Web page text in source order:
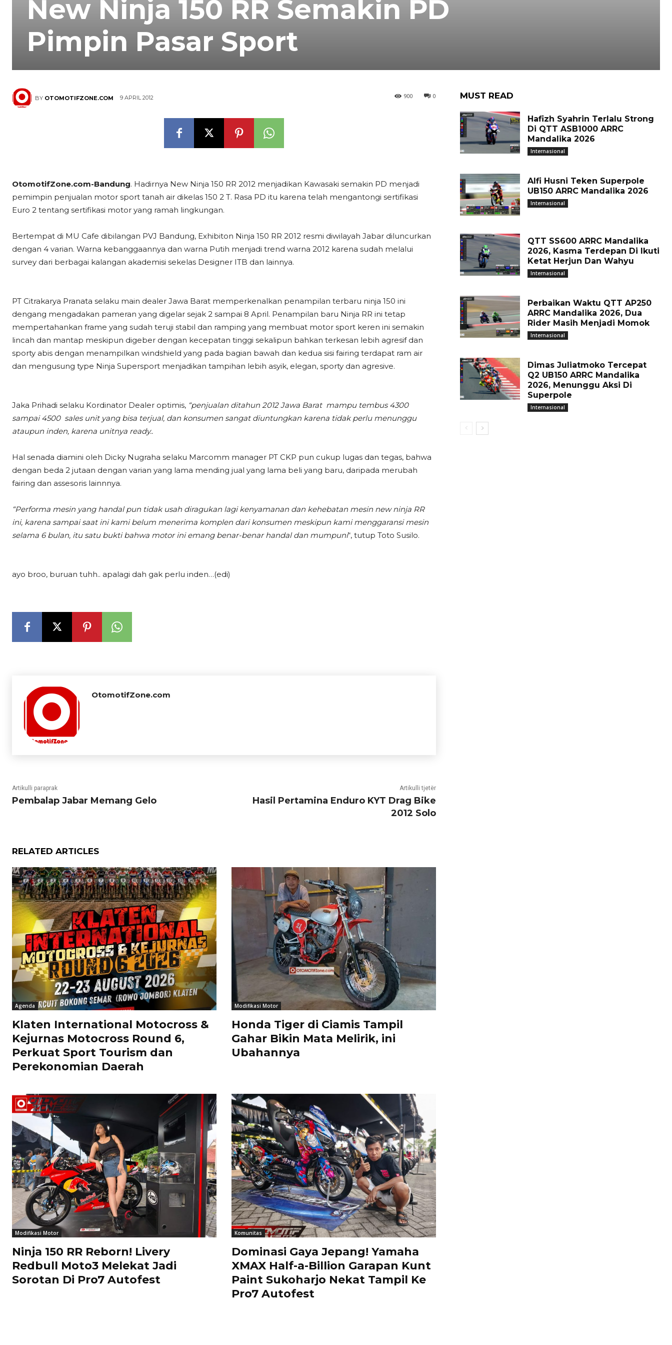
New Ninja 150 RR Semakin PD
Pimpin Pasar Sport
BY OTOMOTIFZONE.COM 9 APRIL 2012 0
900
OtomotifZone.com-Bandung. Hadirnya New Ninja 150 RR 2012 menjadikan Kawasaki semakin PD menjadi
pemimpin penjualan motor sport tanah air dikelas 150 2 T. Rasa PD itu karena telah mengantongi sertifikasi
Euro 2 tentang sertifikasi motor yang ramah lingkungan.
Bertempat di MU Cafe dibilangan PVJ Bandung, Exhibiton Ninja 150 RR 2012 resmi diwilayah Jabar diluncurkan
dengan 4 varian. Warna kebanggaannya dan warna Putih menjadi trend warna 2012 karena sudah melalui
survey dari berbagai kalangan akademisi sekelas Designer ITB dan lainnya.
PT Citrakarya Pranata selaku main dealer Jawa Barat memperkenalkan penampilan terbaru ninja 150 ini
dengang mengadakan pameran yang digelar sejak 2 sampai 8 April. Penampilan baru Ninja RR ini tetap
mempertahankan frame yang sudah teruji stabil dan ramping yang membuat motor sport keren ini semakin
lincah dan mantap meskipun digeber dengan kecepatan tinggi sekalipun bahkan terkesan lebih agresif dan
sporty abis dengan menampilkan windshield yang pada bagian bawah dan kedua sisi fairing terdapat ram air
dan mengusung type Ninja Supersport menjadikan tampihan lebih asyik, elegan, sporty dan agresive.
Jaka Prihadi selaku Kordinator Dealer optimis, “penjualan ditahun 2012 Jawa Barat mampu tembus 4300
sampai 4500 sales unit yang bisa terjual, dan konsumen sangat diuntungkan karena tidak perlu menunggu
ataupun inden, karena unitnya ready..
Hal senada diamini oleh Dicky Nugraha selaku Marcomm manager PT CKP pun cukup lugas dan tegas, bahwa
dengan beda 2 jutaan dengan varian yang lama mending jual yang lama beli yang baru, daripada merubah
fairing dan assesoris lainnnya.
“Performa mesin yang handal pun tidak usah diragukan lagi kenyamanan dan kehebatan mesin new ninja RR
ini, karena sampai saat ini kami belum menerima komplen dari konsumen meskipun kami menggaransi mesin
selama 6 bulan, itu satu bukti bahwa motor ini emang benar-benar handal dan mumpuni“, tutup Toto Susilo.
ayo broo, buruan tuhh.. apalagi dah gak perlu inden…(edi)
OtomotifZone.com
Artikulli paraprak
Pembalap Jabar Memang Gelo
Artikulli tjetër
Hasil Pertamina Enduro KYT Drag Bike
2012 Solo
RELATED ARTICLES
Agenda
Klaten International Motocross &
Kejurnas Motocross Round 6,
Perkuat Sport Tourism dan
Perekonomian Daerah
Modifikasi Motor
Honda Tiger di Ciamis Tampil
Gahar Bikin Mata Melirik, ini
Ubahannya
Modifikasi Motor
Ninja 150 RR Reborn! Livery
Redbull Moto3 Melekat Jadi
Sorotan Di Pro7 Autofest
Komunitas
Dominasi Gaya Jepang! Yamaha
XMAX Half-a-Billion Garapan Kunt
Paint Sukoharjo Nekat Tampil Ke
Pro7 Autofest
MUST READ
Hafizh Syahrin Terlalu Strong
Di QTT ASB1000 ARRC
Mandalika 2026
Internasional
Alfi Husni Teken Superpole
UB150 ARRC Mandalika 2026
Internasional
QTT SS600 ARRC Mandalika
2026, Kasma Terdepan Di Ikuti
Ketat Herjun Dan Wahyu
Internasional
Perbaikan Waktu QTT AP250
ARRC Mandalika 2026, Dua
Rider Masih Menjadi Momok
Internasional
Dimas Juliatmoko Tercepat
Q2 UB150 ARRC Mandalika
2026, Menunggu Aksi Di
Superpole
Internasional